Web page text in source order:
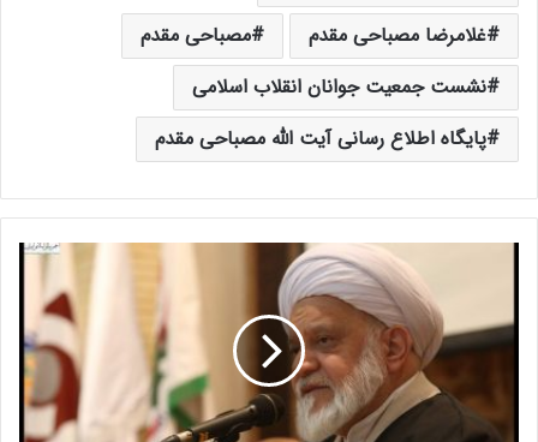
غلامرضا مصباحی مقدم
مصباحی مقدم
نشست جمعیت جوانان انقلاب اسلامی
پایگاه اطلاع رسانی آیت الله مصباحی مقدم